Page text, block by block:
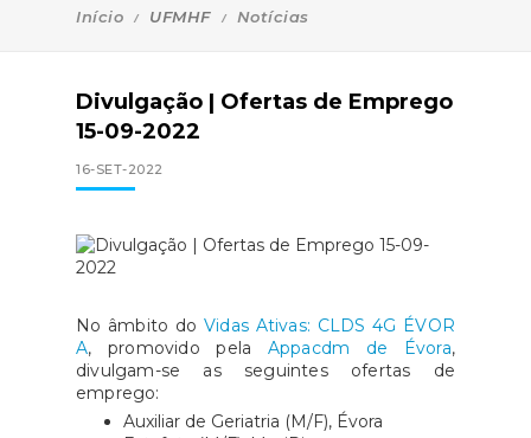
Início UFMHF Notícias
Divulgação | Ofertas de Emprego
15-09-2022
16-SET-2022
No âmbito do Vidas Ativas: CLDS 4G ÉVOR
A, promovido pela Appacdm de Évora,
divulgam-se as seguintes ofertas de
emprego:
Auxiliar de Geriatria (M/F), Évora